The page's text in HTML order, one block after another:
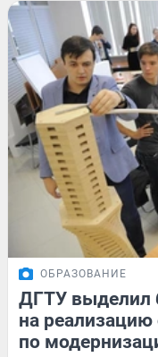
ОБРАЗОВАНИЕ
ДГТУ выделил
на реализацию
по